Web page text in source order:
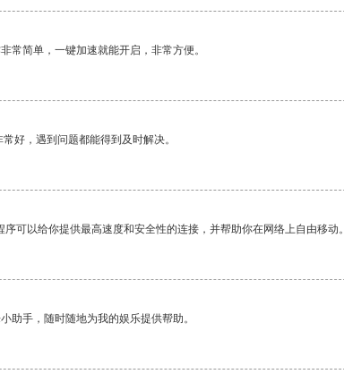
常简单，一键加速就能开启，非常方便。
好，遇到问题都能得到及时解决。
可以给你提供最高速度和安全性的连接，并帮助你在网络上自由移动。
助手，随时随地为我的娱乐提供帮助。